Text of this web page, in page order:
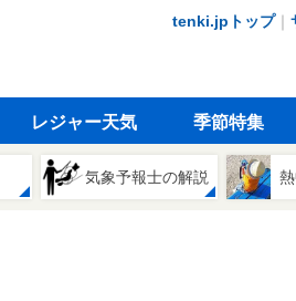
tenki.jpトップ｜
レジャー天気 季節特集
気象予報士の解説